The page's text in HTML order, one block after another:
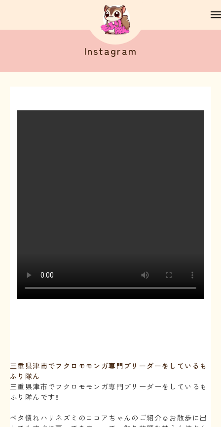
Instagram
三重県津市でフクロモモンガ専門ブリーダーをしているも
ふり隊ん
三重県津市でフクロモモンガ専門ブリーダーをしているも
ふり隊んです‼️
ベタ慣れハリネズミのココアちゃんのご紹介☺️お散歩に出